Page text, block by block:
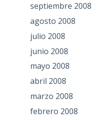
septiembre 2008
agosto 2008
julio 2008
junio 2008
mayo 2008
abril 2008
marzo 2008
febrero 2008